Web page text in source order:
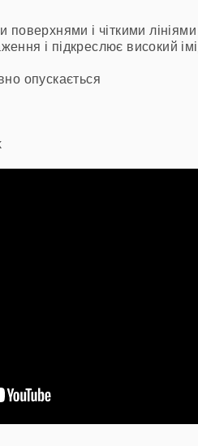
поверхнями і чіткими
і підкреслює високий
опускається